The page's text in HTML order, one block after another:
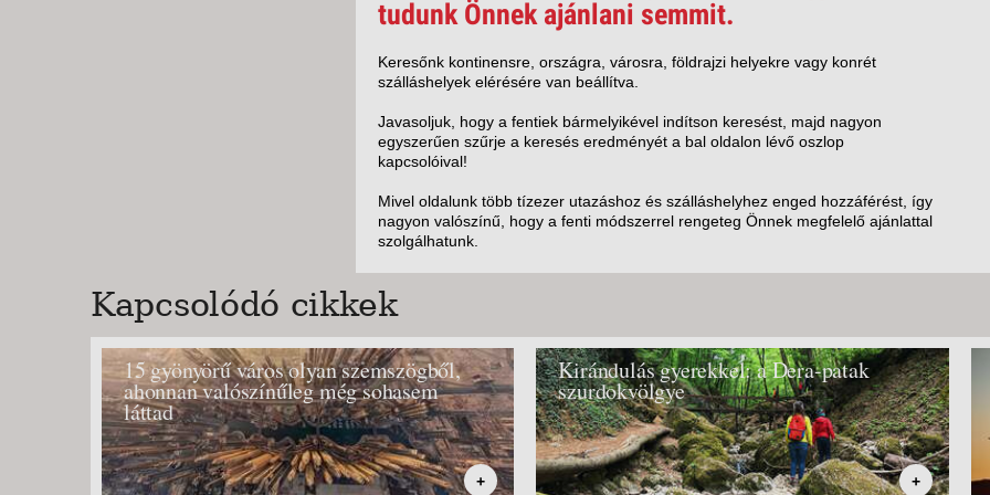
KÖZVETLEN
TENGERPARTI
SZÁLLODÁK
CSÚSZDÁVAL
BUDAVÁR TOURS
tudunk Önnek ajánlani semmit.
Keresőnk kontinensre, országra, városra, földrajzi helyekre vagy konrét
szálláshelyek elérésére van beállítva.
Javasoljuk, hogy a fentiek bármelyikével indítson keresést, majd nagyon
egyszerűen szűrje a keresés eredményét a bal oldalon lévő oszlop
kapcsolóival!
Mivel oldalunk több tízezer utazáshoz és szálláshelyhez enged hozzáférést, így
nagyon valószínű, hogy a fenti módszerrel rengeteg Önnek megfelelő ajánlattal
szolgálhatunk.
Kapcsolódó cikkek
15 gyönyörű város olyan szemszögből,
ahonnan valószínűleg még sohasem
láttad
+
Kirándulás gyerekkel: a Dera-patak
szurdokvölgye
+